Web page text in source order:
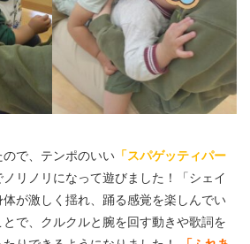
で、テンポのいい 「スパゲッティパー
ノリノリになって遊びました！「シェイ
が激しく揺れ、踊る感覚を楽しんでい
で、クルクルと腕を回す動きや歌詞を